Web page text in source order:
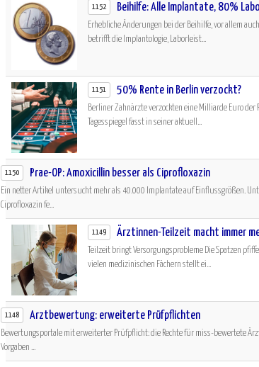
1152 Beihilfe: Alle Implantate, 80%
Erhebliche Änderungen bei der Beihilfe, vor allem
betrifft die Implantologie, Laborleist...
1151 50% Rente in Berlin verzockt?
Berliner Zahnärzte verzockten eine Milliarde Euro der
Tagesspiegel fasst in seiner aktuell...
1150 Prae-OP: Amoxicillin besser als Ciprofloxazin
Ein netter Artikel untersucht mehr als 40.000 Implantate auf Einflussgrößen.
Ciprofloxazin fe...
1149 Ärztinnen-Teilzeit macht immer
Teilzeit bringt Versorgungsprobleme Die Spatzen
vielen medizinischen Fächern stellt ei...
1148 Arztbewertung: erweiterte Prüfpflichten
Bewertungsportale mit erweiterter Prüfpflicht: die Rechte für miss-bewertete
Vorgaben ...